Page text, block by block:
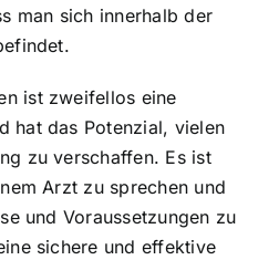
man sich innerhalb der
ist zweifellos eine
hat das Potenzial, vielen
zu verschaffen. Es ist
Arzt zu sprechen und
und Voraussetzungen zu
sichere und effektive